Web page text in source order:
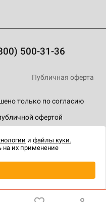
500-31-36
только по согласию
офертой
Публичная оферта
и файлы куки.
на их применение